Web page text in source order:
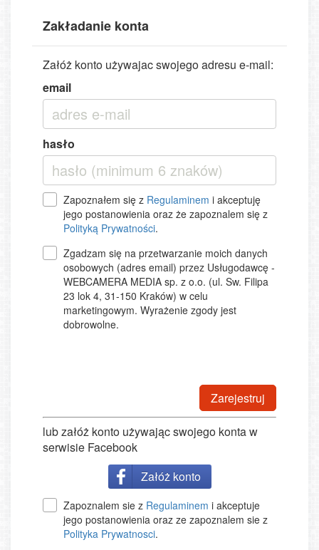
Zakładanie konta
Załóż konto używajac swojego adresu e-mail:
email
hasło
Zapoznałem się z Regulaminem i akceptuję
jego postanowienia oraz że zapoznalem się z
Polityką Prywatności.
Zgadzam się na przetwarzanie moich danych
osobowych (adres email) przez Usługodawcę -
WEBCAMERA MEDIA sp. z o.o. (ul. Sw. Filipa
23 lok 4, 31-150 Kraków) w celu
marketingowym. Wyrażenie zgody jest
dobrowolne.
Zarejestruj
lub załóż konto używając swojego konta w
serwisie Facebook
Załóż konto
Zapoznalem sie z Regulaminem i akceptuje
jego postanowienia oraz ze zapoznalem sie z
Polityka Prywatnosci.